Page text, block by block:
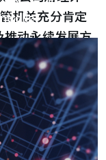
机关充分肯定
推动永续发展方
连续两年经《富
业」，这无疑是
显了台湾在亚洲
在快速变化的市